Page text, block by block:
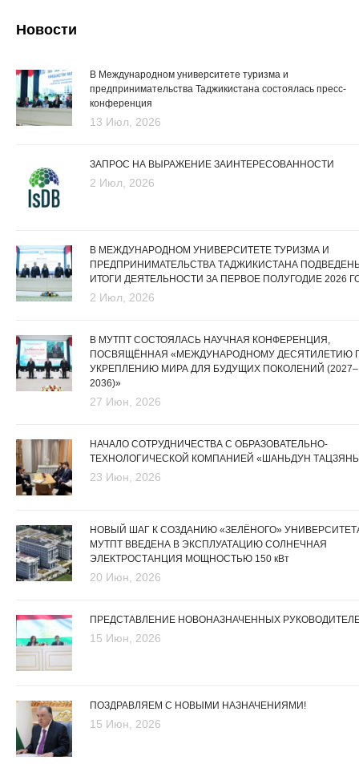
Новости
В Международном университете туризма и
предпринимательства Таджикистана состоялась пресс-
конференция
13 Июл, 2026
ЗАПРОС НА ВЫРАЖЕНИЕ ЗАИНТЕРЕСОВАННОСТИ
2 Июл, 2026
В МЕЖДУНАРОДНОМ УНИВЕРСИТЕТЕ ТУРИЗМА И
ПРЕДПРИНИМАТЕЛЬСТВА ТАДЖИКИСТАНА
ИТОГИ ДЕЯТЕЛЬНОСТИ ЗА ПЕРВОЕ ПОЛУГОДИЕ 2026
2 Июл, 2026
В МУТПТ СОСТОЯЛАСЬ НАУЧНАЯ КОНФЕРЕНЦИЯ,
ПОСВЯЩЁННАЯ «МЕЖДУНАРОДНОМУ ДЕСЯТИЛЕТИЮ
УКРЕПЛЕНИЮ МИРА ДЛЯ БУДУЩИХ ПОКОЛЕНИЙ (2027–
2036)»
27 Июн, 2026
НАЧАЛО СОТРУДНИЧЕСТВА С ОБРАЗОВАТЕЛЬНО-
ТЕХНОЛОГИЧЕСКОЙ КОМПАНИЕЙ «ШАНЬДУН
23 Июн, 2026
НОВЫЙ ШАГ К СОЗДАНИЮ «ЗЕЛЁНОГО»
МУТПТ ВВЕДЕНА В ЭКСПЛУАТАЦИЮ СОЛНЕЧНАЯ
ЭЛЕКТРОСТАНЦИЯ МОЩНОСТЬЮ 150 кВт
20 Июн, 2026
ПРЕДСТАВЛЕНИЕ НОВОНАЗНАЧЕННЫХ
15 Июн, 2026
ПОЗДРАВЛЯЕМ С НОВЫМИ НАЗНАЧЕНИЯМИ!
15 Июн, 2026